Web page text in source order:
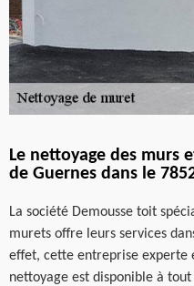
Le nettoyage des murs
de Guernes dans le
La société Demousse toit
murets offre leurs services
effet, cette entreprise experte
nettoyage est disponible à